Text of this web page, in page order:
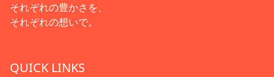
それぞれの豊かさを、
それぞれの想いで。
QUICK LINKS